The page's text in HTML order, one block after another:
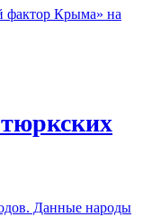
фактор Крыма» на
Данные народы